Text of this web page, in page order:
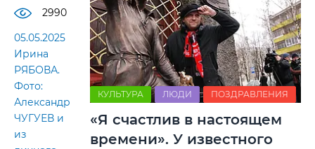
2990
05.05.2025
Ирина
РЯБОВА.
Фото:
Александр
ЧУГУЕВ и
из
КУЛЬТУРА ЛЮДИ ПОЗДРАВЛЕНИЯ
«Я счастлив в настоящем
времени». У известного